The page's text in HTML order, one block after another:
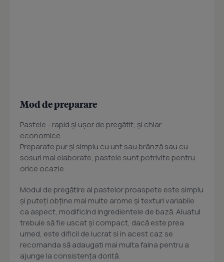
Mod de preparare
Pastele - rapid şi uşor de pregătit, şi chiar
economice.
Preparate pur şi simplu cu unt sau brânză sau cu
sosuri mai elaborate, pastele sunt potrivite pentru
orice ocazie.
Modul de pregătire al pastelor proaspete este simplu
şi puteţi obţine mai multe arome şi texturi variabile
ca aspect, modificind ingredientele de bază. Aluatul
trebuie să fie uscat şi compact, dacă este prea
umed, este dificil de lucrat si in acest caz se
recomanda să adaugati mai multa faina pentru a
ajunge la consistenţa dorită.